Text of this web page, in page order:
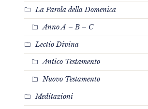
La Parola della Domenica
Anno A – B – C
Lectio Divina
Antico Testamento
Nuovo Testamento
Meditazioni